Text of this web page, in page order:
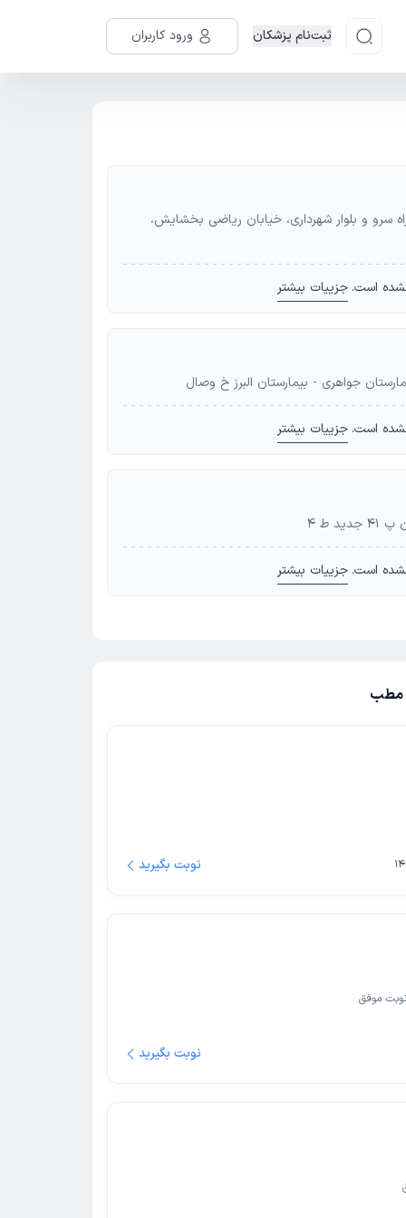
ثبت‌نام پزشکان ورود کاربران
سرو و بلوار شهرداری، خیابان ریاضی بخشایش،
است. جزییات بیشتر
جواهری - بیمارستان البرز خ وصال
است. جزییات بیشتر
ط 4
است. جزییات بیشتر
مطب
نوبت بگیرید
نوبت موفق
نوبت بگیرید